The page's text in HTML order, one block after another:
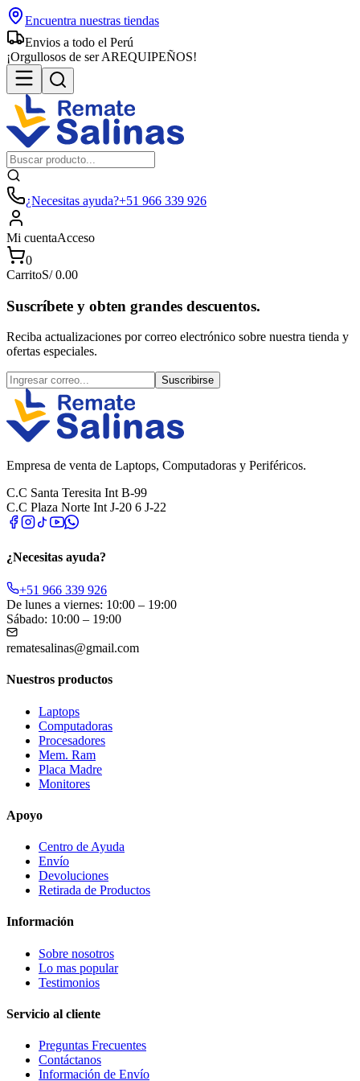
Encuentra nuestras tiendas
Envios a todo el Perú
¡Orgullosos de ser AREQUIPEÑOS!
¿Necesitas ayuda?+51 966 339 926
Mi cuentaAcceso
0
CarritoS/0.00
Suscríbete y obten grandes descuentos.
Reciba actualizaciones por correo electrónico sobre nuestra tienda y
ofertas especiales.
Suscribirse
Empresa de venta de Laptops, Computadoras y Periféricos.
C.C Santa Teresita Int B-99
C.C Plaza Norte Int J-20 6 J-22
¿Necesitas ayuda?
+51 966 339 926
De lunes a viernes: 10:00 – 19:00
Sábado: 10:00 – 19:00
rematesalinas@gmail.com
Nuestros productos
Laptops
Computadoras
Procesadores
Mem. Ram
Placa Madre
Monitores
Apoyo
Centro de Ayuda
Envío
Devoluciones
Retirada de Productos
Información
Sobre nosotros
Lo mas popular
Testimonios
Servicio al cliente
Preguntas Frecuentes
Contáctanos
Información de Envío